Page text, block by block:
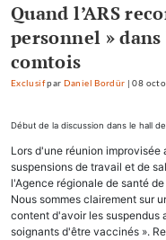
Quand l’ARS
personnel »
comtois
Exclusifpar Daniel Bordür |08
Début de la discussion dans le hall de
Lors d'une réunion
suspensions de travail et de
l'Agence régionale de santé
Nous sommes clairement sur
content d'avoir les suspendus
soignants d'être vaccinés ».